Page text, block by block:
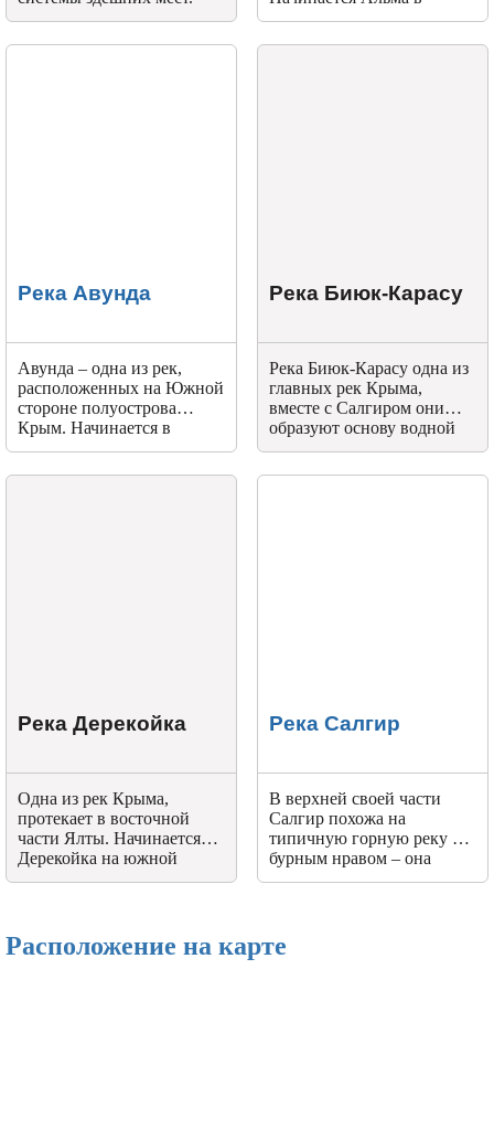
Протекает она на востоке
заповеднике полуострова.
Река Авунда
Авунда – одна из рек,
расположенных на Южной
стороне полуострова
Крым. Начинается в
ложбине между двух яйл –
Река Биюк-Карасу
Река Биюк-Карасу одна из
главных рек Крыма,
вместе с Салгиром они
образуют основу водной
системы полуострова,
Река Дерекойка
Одна из рек Крыма,
протекает в восточной
части Ялты. Начинается
Дерекойка на южной
стороне склона Никитская
Гува и Путамица дают ей
начало.
Река Салгир
В верхней своей части
Салгир похожа на
типичную горную реку с
бурным нравом – она
проходит узкое ущелье
Симферопольское
Расположение на карте